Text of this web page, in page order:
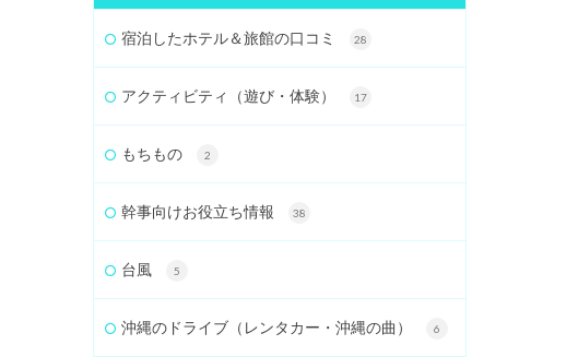
宿泊したホテル＆旅館の口コミ 28
アクティビティ（遊び・体験） 17
もちもの 2
幹事向けお役立ち情報 38
台風 5
沖縄のドライブ（レンタカー・沖縄の曲） 6